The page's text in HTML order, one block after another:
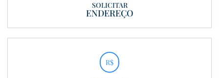
SOLICITAR
ENDEREÇO
R$